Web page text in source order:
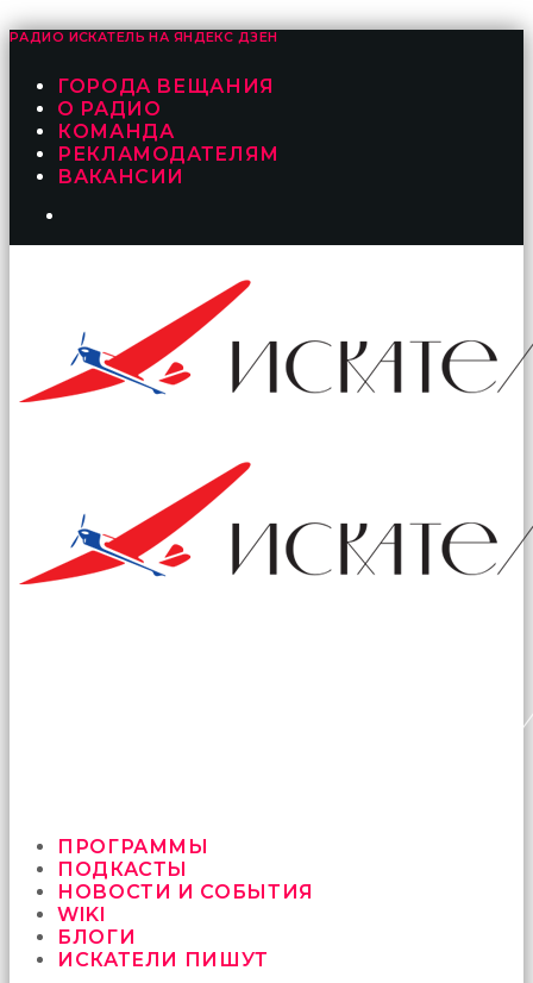
РАДИО ИСКАТЕЛЬ НА ЯНДЕКС ДЗЕН
ГОРОДА ВЕЩАНИЯ
О РАДИО
КОМАНДА
РЕКЛАМОДАТЕЛЯМ
ВАКАНСИИ
ПРОГРАММЫ
ПОДКАСТЫ
НОВОСТИ И СОБЫТИЯ
WIKI
БЛОГИ
ИСКАТЕЛИ ПИШУТ